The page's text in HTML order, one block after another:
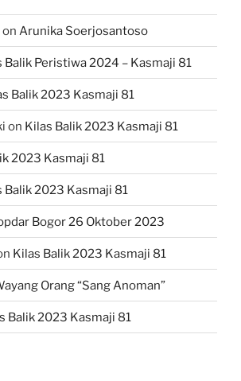
on Arunika Soerjosantoso
Balik Peristiwa 2024 – Kasmaji 81
Balik 2023 Kasmaji 81
on Kilas Balik 2023 Kasmaji 81
2023 Kasmaji 81
Balik 2023 Kasmaji 81
Bogor 26 Oktober 2023
Kilas Balik 2023 Kasmaji 81
Orang “Sang Anoman”
Balik 2023 Kasmaji 81